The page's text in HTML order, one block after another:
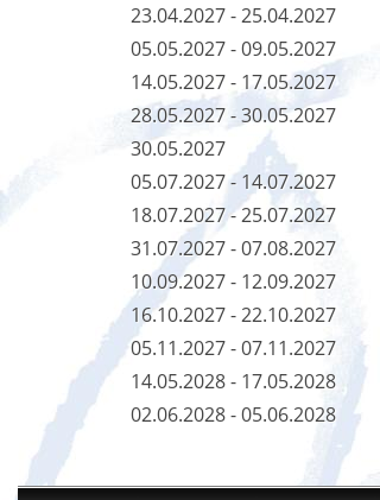
23.04.2027 - 25.04.2027
05.05.2027 - 09.05.2027
14.05.2027 - 17.05.2027
28.05.2027 - 30.05.2027
30.05.2027
05.07.2027 - 14.07.2027
18.07.2027 - 25.07.2027
31.07.2027 - 07.08.2027
10.09.2027 - 12.09.2027
16.10.2027 - 22.10.2027
05.11.2027 - 07.11.2027
14.05.2028 - 17.05.2028
02.06.2028 - 05.06.2028